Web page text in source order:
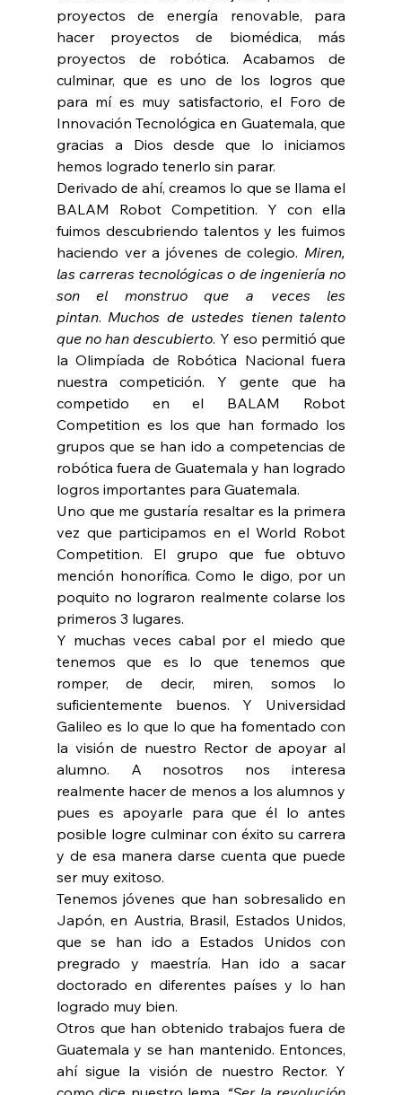
proyectos de energía renovable, para
hacer proyectos de biomédica, más
proyectos de robótica. Acabamos de
culminar, que es uno de los logros que
para mí es muy satisfactorio, el Foro de
Innovación Tecnológica en Guatemala, que
gracias a Dios desde que lo iniciamos
hemos logrado tenerlo sin parar.
Derivado de ahí, creamos lo que se llama el
BALAM Robot Competition. Y con ella
fuimos descubriendo talentos y les fuimos
haciendo ver a jóvenes de colegio. Miren,
las carreras tecnológicas o de ingeniería no
son el monstruo que a veces les
pintan. Muchos de ustedes tienen talento
que no han descubierto. Y eso permitió que
la Olimpíada de Robótica Nacional fuera
nuestra competición. Y gente que ha
competido en el BALAM Robot
Competition es los que han formado los
grupos que se han ido a competencias de
robótica fuera de Guatemala y han logrado
logros importantes para Guatemala.
Uno que me gustaría resaltar es la primera
vez que participamos en el World Robot
Competition. El grupo que fue obtuvo
mención honorífica. Como le digo, por un
poquito no lograron realmente colarse los
primeros 3 lugares.
Y muchas veces cabal por el miedo que
tenemos que es lo que tenemos que
romper, de decir, miren, somos lo
suficientemente buenos. Y Universidad
Galileo es lo que lo que ha fomentado con
la visión de nuestro Rector de apoyar al
alumno. A nosotros nos interesa
realmente hacer de menos a los alumnos y
pues es apoyarle para que él lo antes
posible logre culminar con éxito su carrera
y de esa manera darse cuenta que puede
ser muy exitoso.
Tenemos jóvenes que han sobresalido en
Japón, en Austria, Brasil, Estados Unidos,
que se han ido a Estados Unidos con
pregrado y maestría. Han ido a sacar
doctorado en diferentes países y lo han
logrado muy bien.
Otros que han obtenido trabajos fuera de
Guatemala y se han mantenido. Entonces,
ahí sigue la visión de nuestro Rector. Y